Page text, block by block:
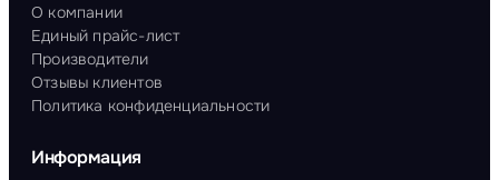
О компании
Единый прайс-лист
Производители
Отзывы клиентов
Политика конфиденциальности
Информация